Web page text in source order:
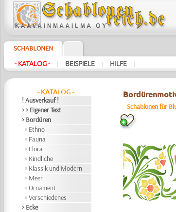
SCHABLONEN
- KATALOG - | BEISPIELE | HILFE |
- KATALOG -
! Ausverkauf !
> > Eigener Text
> Bordüren
Ethno
Fauna
Flora
Kindliche
Klassik und Modern
Meer
Ornament
Verschiedenes
> Ecke
Schablonen für